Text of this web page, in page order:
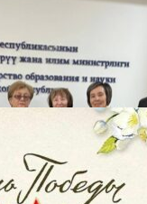
10.07.2026
Медиа
СУЗАКТА 750
07.08.2025
Улуу Жеңиштин
29.04.2025